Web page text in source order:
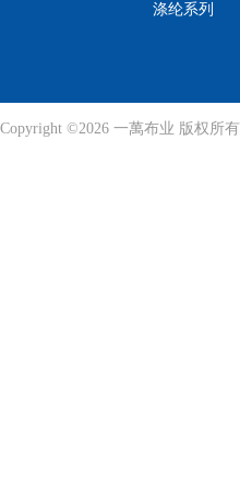
涤纶系列
Copyright ©2026 一萬布业 版权所有